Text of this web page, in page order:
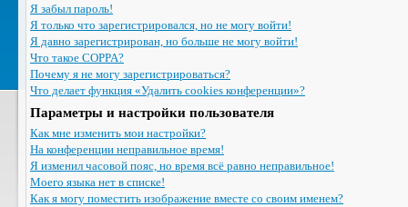
Я забыл пароль!
Я только что зарегистрировался, но не могу войти!
Я давно зарегистрирован, но больше не могу войти!
Что такое COPPA?
Почему я не могу зарегистрироваться?
Что делает функция «Удалить cookies конференции»?
Параметры и настройки пользователя
Как мне изменить мои настройки?
На конференции неправильное время!
Я изменил часовой пояс, но время всё равно неправильное!
Моего языка нет в списке!
Как я могу поместить изображение вместе со своим именем?